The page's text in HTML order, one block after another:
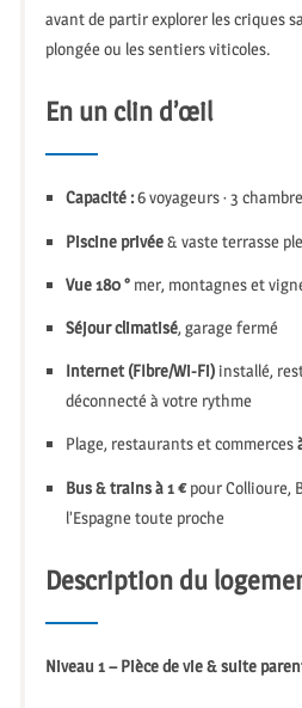
avant de partir explorer les criques
plongée ou les sentiers viticoles.
En un clin d’œil
Capacité :6 voyageurs · 3
Piscine privée& vaste terrasse
Vue 180 ° mer, montagnes et
Séjour climatisé, garage fermé
Internet (FIbre/Wi-Fi) installé,
déconnecté à votre rythme
Plage, restaurants et commerces
Bus & trains à 1 €pour Collioure,
l’Espagne toute proche
Description du
Niveau 1 – Pièce de vie & suite